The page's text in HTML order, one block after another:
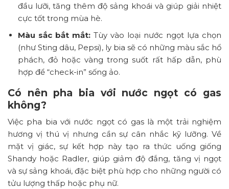
đầu lưỡi, tăng thêm độ sảng khoái và giúp giải nhiệt
cực tốt trong mùa hè.
Màu sắc bắt mắt:Tùy vào loại nước ngọt lựa chọn
(như Sting dâu, Pepsi), ly bia sẽ có những màu sắc hổ
phách, đỏ hoặc vàng trong suốt rất hấp dẫn, phù
hợp để “check-in” sống ảo.
Có nên pha bia với nước ngọt có gas
không?
Việc pha bia với nước ngọt có gas là một trải nghiệm
hương vị thú vị nhưng cần sự cân nhắc kỹ lưỡng. Về
mặt vị giác, sự kết hợp này tạo ra thức uống giống
Shandy hoặc Radler, giúp giảm độ đắng, tăng vị ngọt
và sự sảng khoái, đặc biệt phù hợp cho những người có
tửu lượng thấp hoặc phụ nữ.